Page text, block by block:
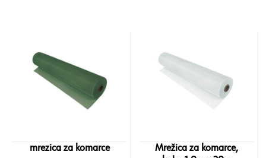
mrezica za komarce
Mrežica za komarce,